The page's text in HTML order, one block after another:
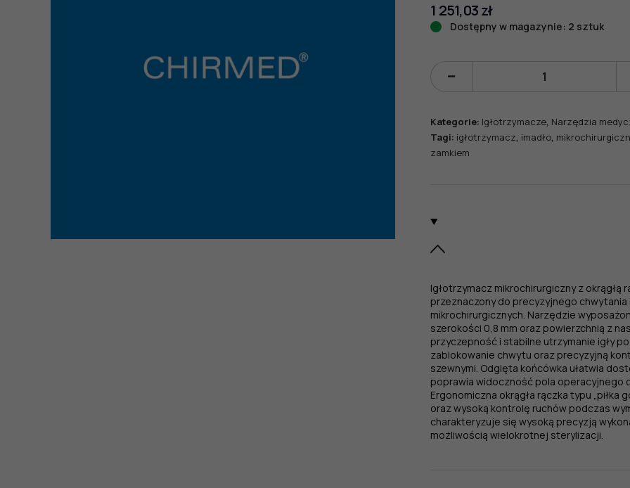
1 251,03zł
Dostępny w magazynie: 2 sztuk
ilość
z
okrągłą
czubek
0,8
mm,
z
nasypem
diamentowym
,
odgięte
Kategorie: Igłotrzymacze, Narzędzia
Tagi: igłotrzymacz, imadło,
zamkiem
Igłotrzymacz mikrochirurgiczny z okrągłą
przeznaczony do precyzyjnego
mikrochirurgicznych. Narzędzie
szerokości 0,8 mm oraz powierzchnią z
przyczepność i stabilne utrzymanie igły
zablokowanie chwytu oraz precyzyjną
szewnymi. Odgięta końcówka ułatwia
poprawia widoczność pola operacyjnego
Ergonomiczna okrągła rączka typu
oraz wysoką kontrolę ruchów podczas
charakteryzuje się wysoką precyzją
możliwością wielokrotnej sterylizacji.